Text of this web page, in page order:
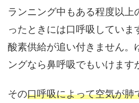
ランニング中もある程度以上
ったときには口呼吸していま
酸素供給が追い付きません。
ングなら鼻呼吸でもいけま
その口呼吸によって空気が肺